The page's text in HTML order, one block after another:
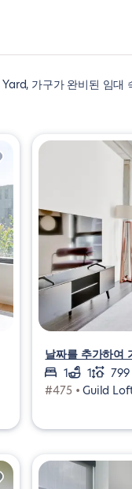
가구가 완비된 임대
날짜를 추가하여
1
1
799
#475 •Guild